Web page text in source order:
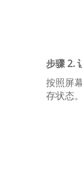
步骤 2.
按照屏
存状态。